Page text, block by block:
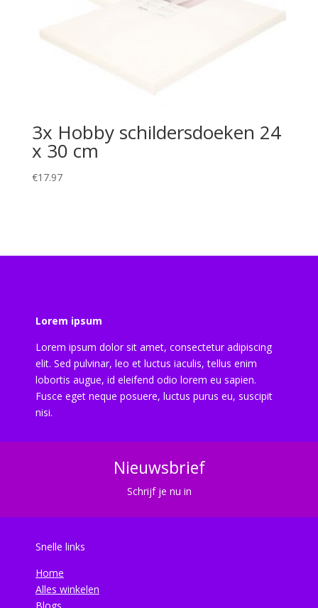
3x Hobby schildersdoeken 24
x 30 cm
€17.97
Lorem ipsum
Lorem ipsum dolor sit amet, consectetur adipiscing
elit. Sed pulvinar, leo et luctus iaculis, tellus enim
lobortis augue, id eleifend odio lorem eu sapien.
Fusce eget neque posuere, luctus purus eu, suscipit
nisi.
Nieuwsbrief
Schrijf je nu in
Snelle links
Home
Alles winkelen